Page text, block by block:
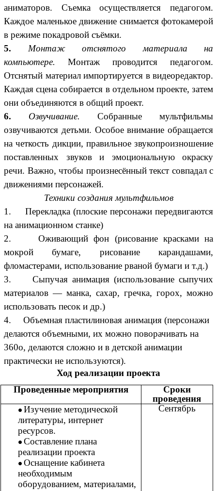
аниматоров. Съемка осуществляется педагогом.
Каждое маленькое движение снимается фотокамерой
в режиме покадровой съёмки.
5. Монтаж отснятого материала на
компьютере. Монтаж проводится педагогом.
Отснятый материал импортируется в видеоредактор.
Каждая сцена собирается в отдельном проекте, затем
они объединяются в общий проект.
6. Озвучивание.
Собранные мультфильмы
озвучиваются детьми. Особое внимание обращается
на четкость дикции, правильное звукопроизношение
поставленных звуков и эмоциональную окраску
речи. Важно, чтобы произнесённый текст совпадал с
движениями персонажей.
Техники создания мультфильмов
1. Перекладка (плоские персонажи передвигаются
на анимационном станке)
2. Оживающий фон (рисование красками на
мокрой бумаге, рисование карандашами,
фломастерами, использование рваной бумаги и т.д.)
3. Сыпучая анимация (использование сыпучих
материалов — манка, сахар, гречка, горох, можно
использовать песок и др.)
4. Объемная пластилиновая анимация (персонажи
делаются объемными, их можно поворачивать на
360о, делаются сложно и в детской анимации
практически не используются).
Ход реализации проекта
Проведенные мероприятия
Сроки
проведения
Изучение методической
литературы, интернет
ресурсов.
Составление плана
реализации проекта
Оснащение кабинета
необходимым
оборудованием, материалами,
Сентябрь